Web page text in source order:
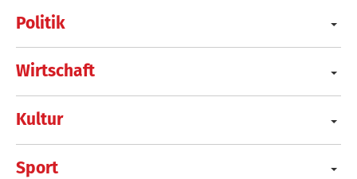
Politik
Wirtschaft
Kultur
Sport